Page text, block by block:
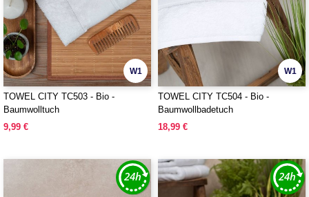
W1
TOWEL CITY TC503 - Bio -
Baumwolltuch
9,99 €
W1
TOWEL CITY TC504 - Bio -
Baumwollbadetuch
18,99 €